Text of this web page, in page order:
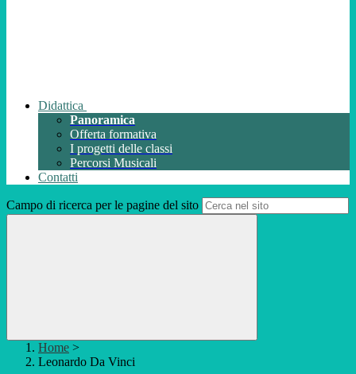
Didattica
Panoramica
Offerta formativa
I progetti delle classi
Percorsi Musicali
Contatti
Campo di ricerca per le pagine del sito
Home >
Leonardo Da Vinci